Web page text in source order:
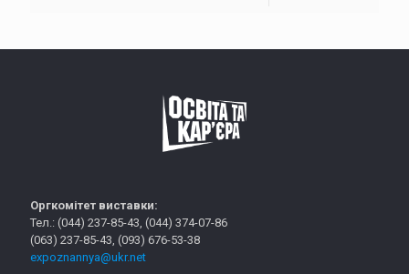
Оргкомітет виставки:
Тел.: (044) 237-85-43, (044) 374-07-86
(063) 237-85-43, (093) 676-53-38
expoznannya@ukr.net